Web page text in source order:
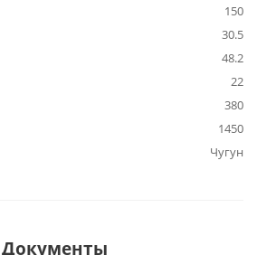
150
30.5
48.2
22
380
1450
Чугун
Документы